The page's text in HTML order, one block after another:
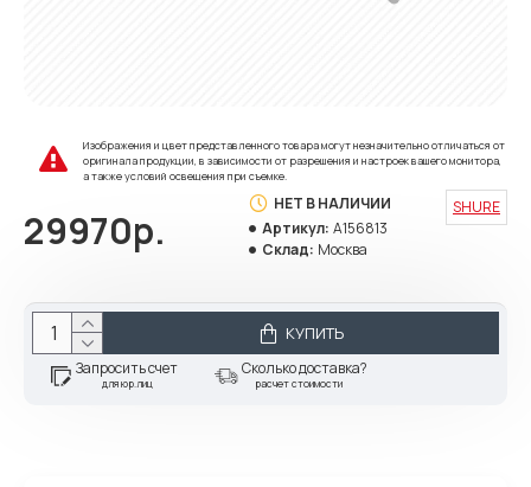
Изображения и цвет представленного товара могут незначительно отличаться от
оригинала продукции, в зависимости от разрешения и настроек вашего монитора,
а также условий освещения при съемке.
29970р.
НЕТ В НАЛИЧИИ
Артикул: A156813
Склад: Москва
SHURE
КУПИТЬ
Запросить счет
для юр.лиц
Сколько доставка?
расчет стоимости